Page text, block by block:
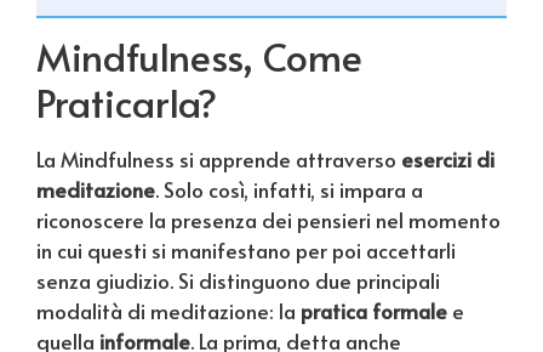
Mindfulness, Come
Praticarla?
La Mindfulness si apprende attraverso esercizi di
meditazione. Solo così, infatti, si impara a
riconoscere la presenza dei pensieri nel momento
in cui questi si manifestano per poi accettarli
senza giudizio. Si distinguono due principali
modalità di meditazione: la pratica formale e
quella informale. La prima, detta anche